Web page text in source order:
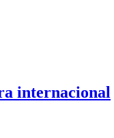
internacional